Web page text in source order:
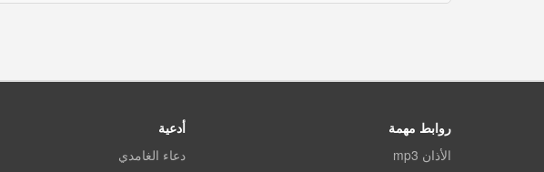
روابط مهمة
الأذان mp3
أدعية
دعاء الغامدي